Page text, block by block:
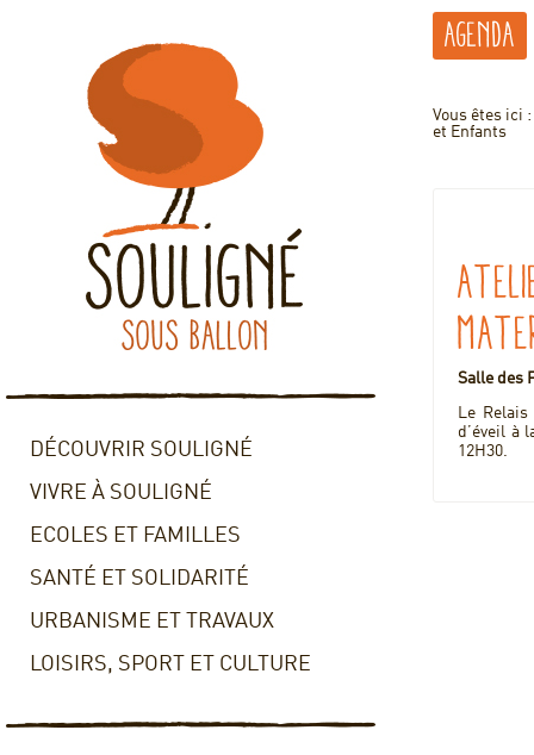
DÉCOUVRIR SOULIGNÉ
VIVRE À SOULIGNÉ
ECOLES ET FAMILLES
SANTÉ ET SOLIDARITÉ
URBANISME ET TRAVAUX
LOISIRS, SPORT ET CULTURE
Agenda
Vous êtes ici :
et Enfants
Salle des
Le
d’éveil à
12H30.